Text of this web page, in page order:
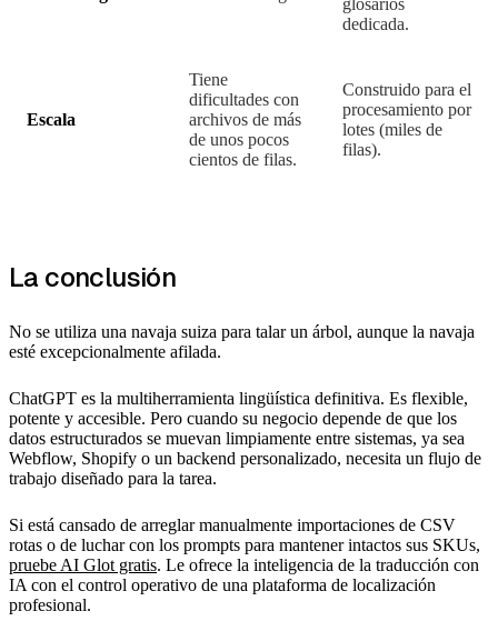
glosarios
dedicada.
Escala
Tiene
dificultades con
archivos de más
de unos pocos
cientos de filas.
Construido para el
procesamiento por
lotes (miles de
filas).
La conclusión
No se utiliza una navaja suiza para talar un árbol, aunque la navaja
esté excepcionalmente afilada.
ChatGPT es la multiherramienta lingüística definitiva. Es flexible,
potente y accesible. Pero cuando su negocio depende de que los
datos estructurados se muevan limpiamente entre sistemas, ya sea
Webflow, Shopify o un backend personalizado, necesita un flujo de
trabajo diseñado para la tarea.
Si está cansado de arreglar manualmente importaciones de CSV
rotas o de luchar con los prompts para mantener intactos sus SKUs,
pruebe AI Glot gratis. Le ofrece la inteligencia de la traducción con
IA con el control operativo de una plataforma de localización
profesional.